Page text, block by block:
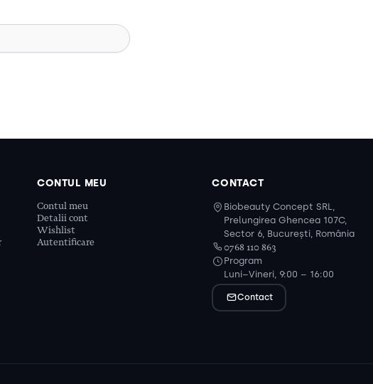
CONTUL MEU
Contul meu
Detalii cont
Wishlist
Autentificare
CONTACT
Biobeauty Concept SRL,
Prelungirea Ghencea 107C,
Sector 6, București, România
0768 110 863
Program
Luni–Vineri, 9:00 – 16:00
Contact